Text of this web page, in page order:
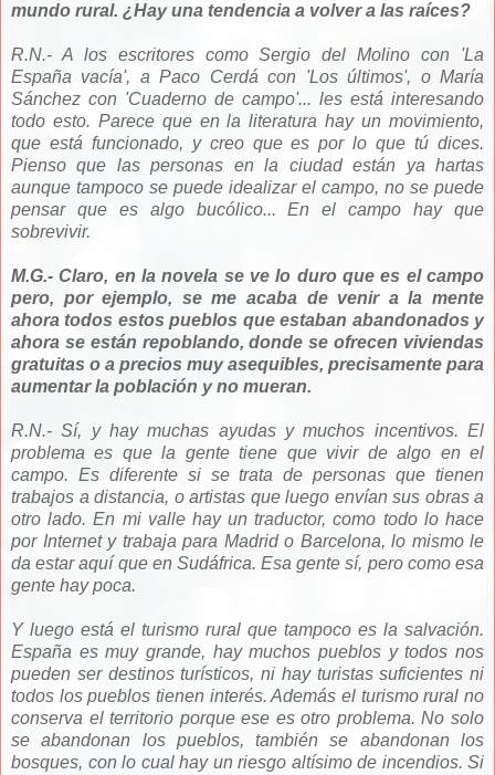
mundo rural. ¿Hay una tendencia a volver a las raíces?
R.N.- A los escritores como Sergio del Molino con 'La
España vacía', a Paco Cerdá con 'Los últimos', o María
Sánchez con 'Cuaderno de campo'... les está interesando
todo esto. Parece que en la literatura hay un movimiento,
que está funcionado, y creo que es por lo que tú dices.
Pienso que las personas en la ciudad están ya hartas
aunque tampoco se puede idealizar el campo, no se puede
pensar que es algo bucólico... En el campo hay que
sobrevivir.
M.G.- Claro, en la novela se ve lo duro que es el campo
pero, por ejemplo, se me acaba de venir a la mente
ahora todos estos pueblos que estaban abandonados y
ahora se están repoblando, donde se ofrecen viviendas
gratuitas o a precios muy asequibles, precisamente para
aumentar la población y no mueran.
R.N.- Sí, y hay muchas ayudas y muchos incentivos. El
problema es que la gente tiene que vivir de algo en el
campo. Es diferente si se trata de personas que tienen
trabajos a distancia, o artistas que luego envían sus obras a
otro lado. En mi valle hay un traductor, como todo lo hace
por Internet y trabaja para Madrid o Barcelona, lo mismo le
da estar aquí que en Sudáfrica. Esa gente sí, pero como esa
gente hay poca.
Y luego está el turismo rural que tampoco es la salvación.
España es muy grande, hay muchos pueblos y todos nos
pueden ser destinos turísticos, ni hay turistas suficientes ni
todos los pueblos tienen interés. Además el turismo rural no
conserva el territorio porque ese es otro problema. No solo
se abandonan los pueblos, también se abandonan los
bosques, con lo cual hay un riesgo altísimo de incendios. Si